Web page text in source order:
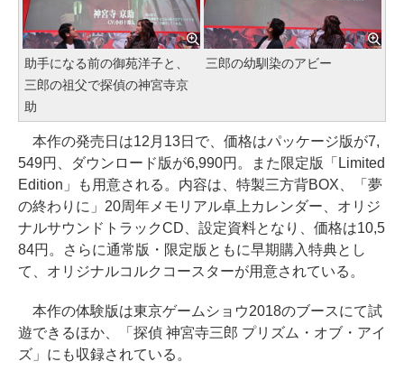
助手になる前の御苑洋子と、
三郎の祖父で探偵の神宮寺京
助
三郎の幼馴染のアビー
本作の発売日は12月13日で、価格はパッケージ版が7,
549円、ダウンロード版が6,990円。また限定版「Limited
Edition」も用意される。内容は、特製三方背BOX、「夢
の終わりに」20周年メモリアル卓上カレンダー、オリジ
ナルサウンドトラックCD、設定資料となり、価格は10,5
84円。さらに通常版・限定版ともに早期購入特典とし
て、オリジナルコルクコースターが用意されている。
本作の体験版は東京ゲームショウ2018のブースにて試
遊できるほか、「探偵 神宮寺三郎 プリズム・オブ・アイ
ズ」にも収録されている。